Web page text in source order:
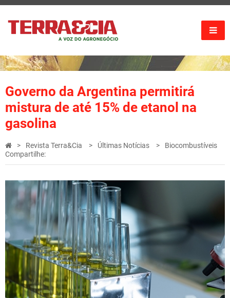
Governo da Argentina permitirá
mistura de até 15% de etanol na
gasolina
Revista Terra&Cia Últimas Notícias
Biocombustíveis
Compartilhe: